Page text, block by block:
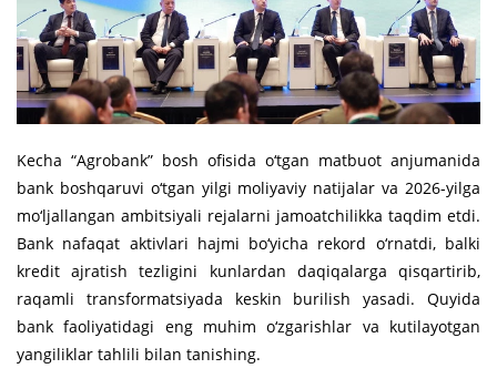
Kecha “Agrobank” bosh ofisida o‘tgan matbuot anjumanida
bank boshqaruvi o‘tgan yilgi moliyaviy natijalar va 2026-yilga
mo‘ljallangan ambitsiyali rejalarni jamoatchilikka taqdim etdi.
Bank nafaqat aktivlari hajmi bo‘yicha rekord o‘rnatdi, balki
kredit ajratish tezligini kunlardan daqiqalarga qisqartirib,
raqamli transformatsiyada keskin burilish yasadi. Quyida
bank faoliyatidagi eng muhim o‘zgarishlar va kutilayotgan
yangiliklar tahlili bilan tanishing.